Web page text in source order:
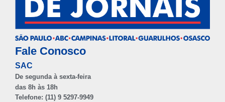
Fale Conosco
SAC
De segunda à sexta-feira
das 8h às 18h
Telefone: (11) 9 5297-9949